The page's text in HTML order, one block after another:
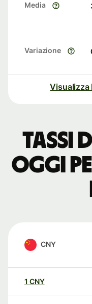
Media
Variazione
Visualizza
Tassi
oggi
CNY
1 CNY